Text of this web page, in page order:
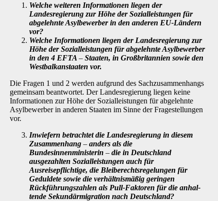
Welche weiteren Informationen liegen der
Landesregierung zur Höhe der Sozial­leistungen für
abgelehnte Asylbewerber in den anderen EU-Ländern
vor?
Welche Informationen liegen der Landesregierung zur
Höhe der Sozialleistungen für abgelehnte Asylbewerber
in den 4 EFTA – Staaten, in Großbritannien sowie den
Westbalkanstaaten vor.
Die Fragen 1 und 2 werden aufgrund des Sachzusammenhangs
gemeinsam beantwortet. Der Landesregierung liegen keine
Informationen zur Höhe der Sozialleistungen für abgelehnte
Asylbewerber in anderen Staaten im Sinne der Fragestellungen
vor.
Inwiefern betrachtet die Landesregierung in diesem
Zusammenhang – anders als die
Bundesinnenministerin – die in Deutschland
ausgezahlten Sozialleistungen auch für
Ausreisepflichtige, die Bleiberechtsregelungen für
Geduldete sowie die verhältnismäßig geringen
Rückführungszahlen als Pull-Faktoren für die anhal­
tende Sekundärmigration nach Deutschland?